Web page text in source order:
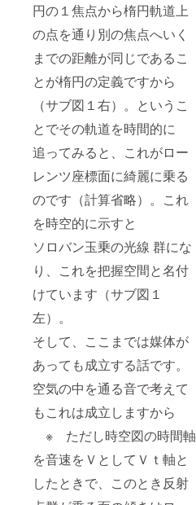
円の１焦点から楕円軌道上
の点を通り別の焦点へいく
までの距離が同じであるこ
とが楕円の定義ですから
（サブ図１右）。というこ
とでその軌道を時間的に
追ってみると、これがロー
レンツ座標面に綺麗に乗る
のです（計算省略）。これ
を時空的に示すと
ソロバン玉乗の光線 群にな
り、これを把握空間と名付
けています（サブ図１
左）。
そして、ここまでは媒体が
あっても成立する話です。
空気の中を通る音で考えて
もこれは成立しますから
※ ただし時空図の時間軸
を音速をＶとしてＶｔ軸と
したときで、このとき反射